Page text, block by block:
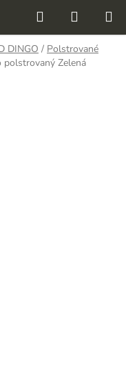
Hledat
KOŠÍK
DINGO / Polstrované
polstrovaný Zelená